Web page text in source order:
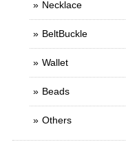
Necklace
BeltBuckle
Wallet
Beads
Others